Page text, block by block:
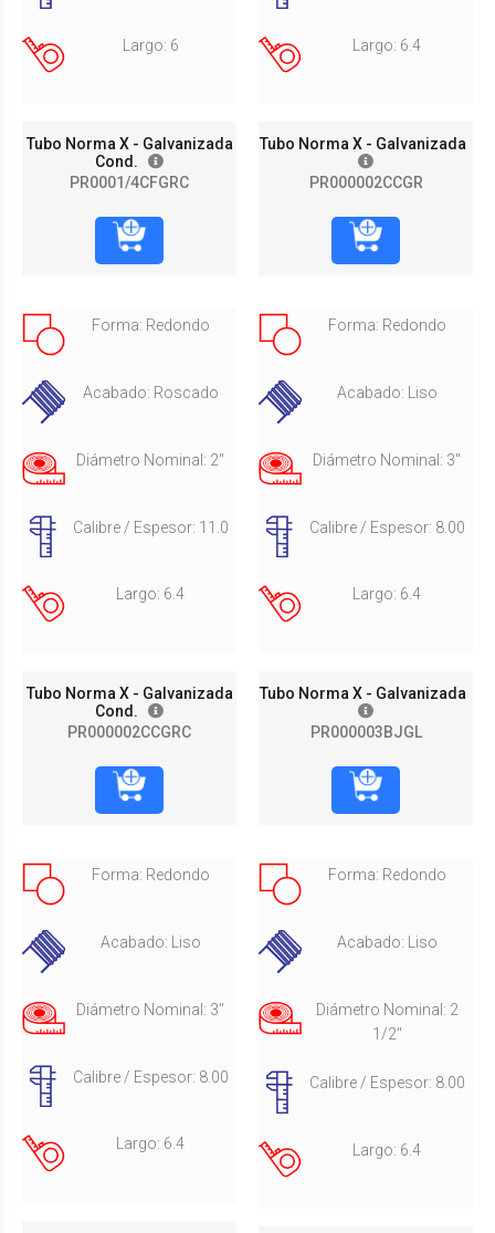
Largo: 6
Tubo Norma X - Galvanizada
Cond.
PR0001/4CFGRC
Largo: 6.4
Tubo Norma X - Galvanizada
PR000002CCGR
Forma: Redondo
Acabado: Roscado
Diámetro Nominal: 2"
Calibre / Espesor: 11.0
Largo: 6.4
Tubo Norma X - Galvanizada
Cond.
PR000002CCGRC
Forma: Redondo
Acabado: Liso
Diámetro Nominal: 3"
Calibre / Espesor: 8.00
Largo: 6.4
Tubo Norma X - Galvanizada
PR000003BJGL
Forma: Redondo
Acabado: Liso
Diámetro Nominal: 3"
Calibre / Espesor: 8.00
Largo: 6.4
Forma: Redondo
Acabado: Liso
Diámetro Nominal: 2
1/2"
Calibre / Espesor: 8.00
Largo: 6.4